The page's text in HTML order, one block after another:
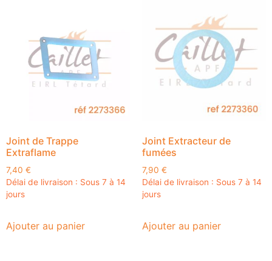
Joint de Trappe
Extraflame
7,40 €
Délai de livraison : Sous 7 à 14
jours
Ajouter au panier
Joint Extracteur de
fumées
7,90 €
Délai de livraison : Sous 7 à 14
jours
Ajouter au panier